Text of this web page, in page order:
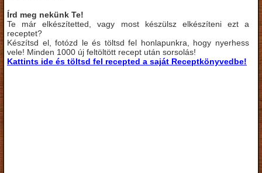
Írd meg nekünk Te!
Te már elkészítetted, vagy most készülsz elkészíteni ezt a
receptet?
Készítsd el, fotózd le és töltsd fel honlapunkra, hogy nyerhess
vele! Minden 1000 új feltöltött recept után sorsolás!
Kattints ide és töltsd fel recepted a saját Receptkönyvedbe!